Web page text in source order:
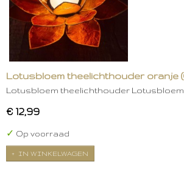
Lotusbloem theelichthouder oranje
Lotusbloem theelichthouder Lotusbloem
€ 12,99
✓ Op voorraad
IN WINKELWAGEN